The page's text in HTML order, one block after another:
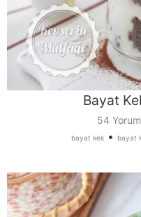
Bayat
54 Yorum
bayat kek• bayat